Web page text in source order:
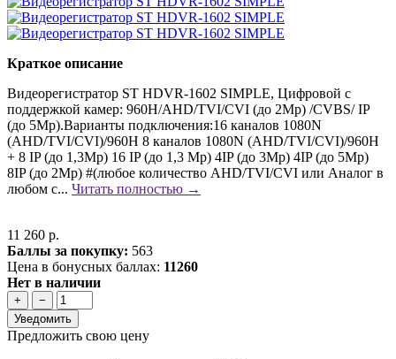
Краткое описание
Видеорегистратор ST HDVR-1602 SIMPLE, Цифровой с
поддержкой камер: 960H/AHD/TVI/CVI (до 2Mp) /CVBS/ IP
(до 5Мр).Варианты подключения:16 каналов 1080N
(AHD/TVI/CVI)/960H 8 каналов 1080N (AHD/TVI/CVI)/960H
+ 8 IP (до 1,3Mp) 16 IP (до 1,3 Mp) 4IP (до 3Mp) 4IP (до 5Mp)
8IP (до 2Mp) #(любое количество AHD/TVI/CVI или Аналог в
любом с... Читать полностью →
11 260 р.
Баллы за покупку: 563
Цена в бонусных баллах: 11260
Нет в наличии
+
−
Уведомить
Предложить свою цену